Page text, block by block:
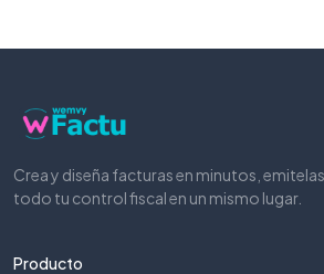
Crea y diseña facturas en minutos,
todo tu control fiscal en un mismo lugar.
Producto